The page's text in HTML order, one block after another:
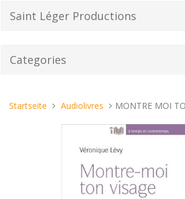
zumSaint Léger Productions
Categories
Sie
Startseite Audiolivres MONTRE MOI